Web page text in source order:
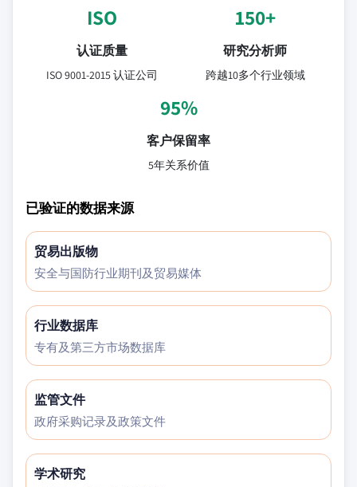
ISO
认证质量
ISO 9001-2015 认证公司
150+
研究分析师
跨越10多个行业领域
95%
客户保留率
5年关系价值
已验证的数据来源
贸易出版物
安全与国防行业期刊及贸易媒体
行业数据库
专有及第三方市场数据库
监管文件
政府采购记录及政策文件
学术研究